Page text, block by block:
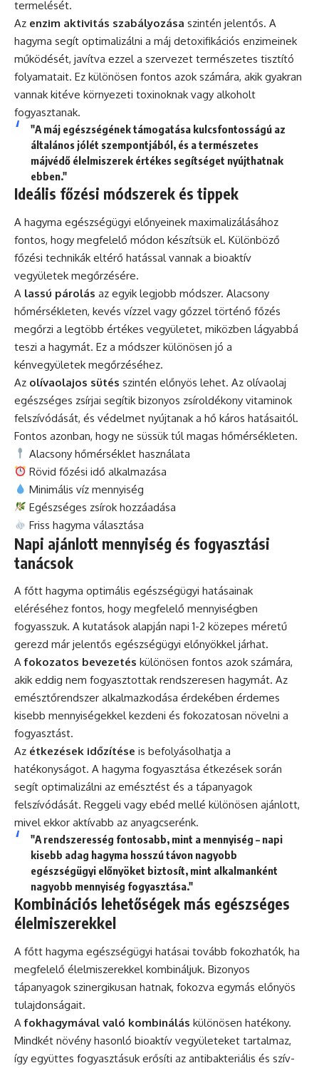
termelését.
Az enzim aktivitás szabályozása szintén jelentős. A
hagyma segít optimalizálni a máj detoxifikációs enzimeinek
működését, javítva ezzel a szervezet természetes tisztító
folyamatait. Ez különösen fontos azok számára, akik gyakran
vannak kitéve környezeti toxinoknak vagy alkoholt
fogyasztanak.
"A máj egészségének támogatása kulcsfontosságú az
általános jólét szempontjából, és a természetes
májvédő élelmiszerek értékes segítséget nyújthatnak
ebben."
Ideális főzési módszerek és tippek
A hagyma egészségügyi előnyeinek maximalizálásához
fontos, hogy megfelelő módon készítsük el. Különböző
főzési technikák eltérő hatással vannak a bioaktív
vegyületek megőrzésére.
A lassú párolás az egyik legjobb módszer. Alacsony
hőmérsékleten, kevés vízzel vagy gőzzel történő főzés
megőrzi a legtöbb értékes vegyületet, miközben lágyabbá
teszi a hagymát. Ez a módszer különösen jó a
kénvegyületek megőrzéséhez.
Az olívaolajos sütés szintén előnyös lehet. Az olívaolaj
egészséges zsírjai segítik bizonyos zsíroldékony vitaminok
felszívódását, és védelmet nyújtanak a hő káros hatásaitól.
Fontos azonban, hogy ne süssük túl magas hőmérsékleten.
Alacsony hőmérséklet használata
Rövid főzési idő alkalmazása
Minimális víz mennyiség
Egészséges zsírok hozzáadása
Friss hagyma választása
Napi ajánlott mennyiség és fogyasztási
tanácsok
A főtt hagyma optimális egészségügyi hatásainak
eléréséhez fontos, hogy megfelelő mennyiségben
fogyasszuk. A kutatások alapján napi 1-2 közepes méretű
gerezd már jelentős egészségügyi előnyökkel járhat.
Afokozatos bevezetés különösen fontos azok számára,
akik eddig nem fogyasztottak rendszeresen hagymát. Az
emésztőrendszer alkalmazkodása érdekében érdemes
kisebb mennyiségekkel kezdeni és fokozatosan növelni a
fogyasztást.
Az étkezések időzítése is befolyásolhatja a
hatékonyságot. A hagyma fogyasztása étkezések során
segít optimalizálni az emésztést és a tápanyagok
felszívódását. Reggeli vagy ebéd mellé különösen ajánlott,
mivel ekkor aktívabb az anyagcserénk.
"A rendszeresség fontosabb, mint a mennyiség – napi
kisebb adag hagyma hosszú távon nagyobb
egészségügyi előnyöket biztosít, mint alkalmanként
nagyobb mennyiség fogyasztása."
Kombinációs lehetőségek más egészséges
élelmiszerekkel
A főtt hagyma egészségügyi hatásai tovább fokozhatók, ha
megfelelő élelmiszerekkel kombináljuk. Bizonyos
tápanyagok szinergikusan hatnak, fokozva egymás előnyös
tulajdonságait.
Afokhagymával való kombinálás különösen hatékony.
Mindkét növény hasonló bioaktív vegyületeket tartalmaz,
így együttes fogyasztásuk erősíti az antibakteriális és szív-